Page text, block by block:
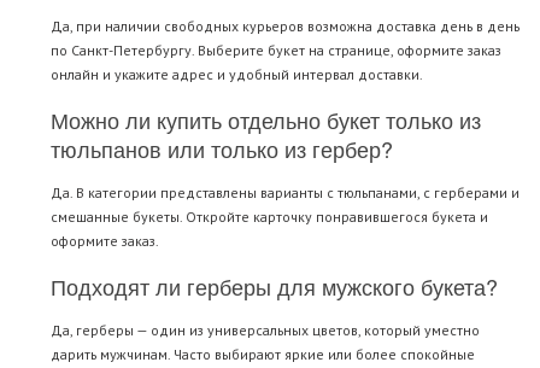
Да, при наличии свободных курьеров возможна доставка день в день
по Санкт-Петербургу. Выберите букет на странице, оформите заказ
онлайн и укажите адрес и удобный интервал доставки.
Можно ли купить отдельно букет только из
тюльпанов или только из гербер?
Да. В категории представлены варианты с тюльпанами, с герберами и
смешанные букеты. Откройте карточку понравившегося букета и
оформите заказ.
Подходят ли герберы для мужского букета?
Да, герберы — один из универсальных цветов, который уместно
дарить мужчинам. Часто выбирают яркие или более спокойные